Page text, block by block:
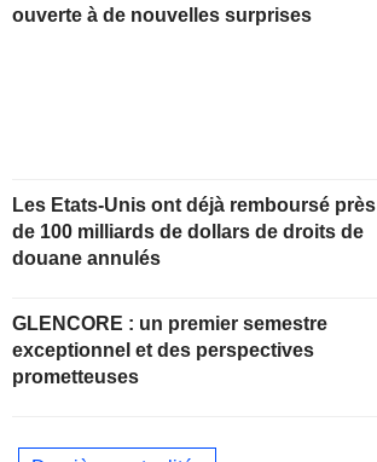
ouverte à de nouvelles surprises
Les Etats-Unis ont déjà remboursé près
de 100 milliards de dollars de droits de
douane annulés
GLENCORE : un premier semestre
exceptionnel et des perspectives
prometteuses